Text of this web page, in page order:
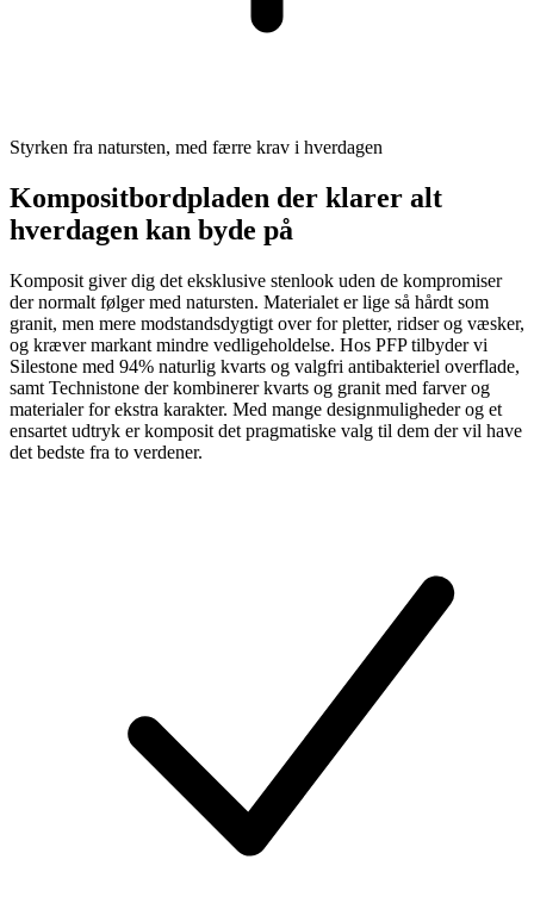
Styrken fra natursten, med færre krav i hverdagen
Kompositbordpladen der klarer alt
hverdagen kan byde på
Komposit giver dig det eksklusive stenlook uden de kompromiser
der normalt følger med natursten. Materialet er lige så hårdt som
granit, men mere modstandsdygtigt over for pletter, ridser og væsker,
og kræver markant mindre vedligeholdelse. Hos PFP tilbyder vi
Silestone med 94% naturlig kvarts og valgfri antibakteriel overflade,
samt Technistone der kombinerer kvarts og granit med farver og
materialer for ekstra karakter. Med mange designmuligheder og et
ensartet udtryk er komposit det pragmatiske valg til dem der vil have
det bedste fra to verdener.